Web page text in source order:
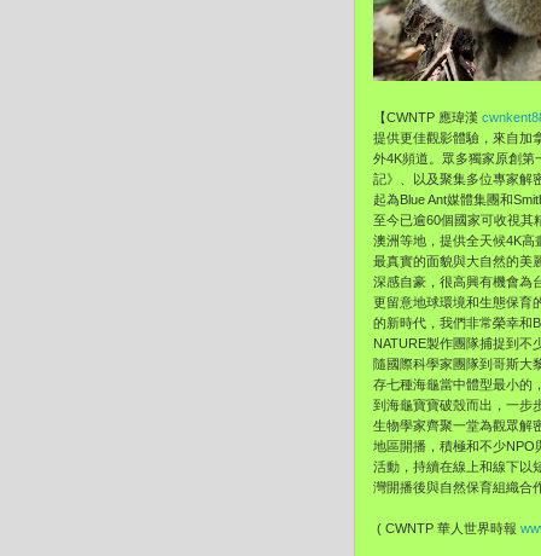
【CWNTP 應瑋漢
提供更佳觀影體驗，來自加
外4K頻道。眾多獨家原創
記》、以及聚集多位專家解
起為Blue Ant媒體集團和
至今已逾60個國家可收視其
澳洲等地，提供全天候4K
最真實的面貌與大自然的美
深感自豪，很高興有機會為
更留意地球環境和生態保育
的新時代，我們非常榮幸和
NATURE製作團隊捕捉到不
隨國際科學家團隊到哥斯大
存七種海龜當中體型最小的
到海龜寶寶破殼而出，一步
生物學家齊聚一堂為觀眾解
地區開播，積極和不少NPO
活動，持續在線上和線下以
灣開播後與自然保育組織合
( CWNTP 華人世界時報